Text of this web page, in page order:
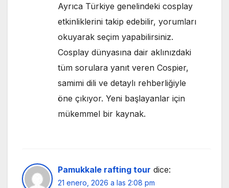
Ayrıca Türkiye genelindeki cosplay
etkinliklerini takip edebilir, yorumları
okuyarak seçim yapabilirsiniz.
Cosplay dünyasına dair aklınızdaki
tüm sorulara yanıt veren Cospier,
samimi dili ve detaylı rehberliğiyle
öne çıkıyor. Yeni başlayanlar için
mükemmel bir kaynak.
Pamukkale rafting tour dice:
21 enero, 2026 a las 2:08 pm